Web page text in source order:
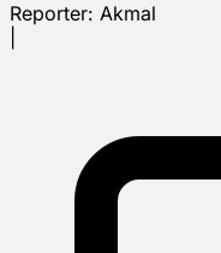
Reporter: Akmal